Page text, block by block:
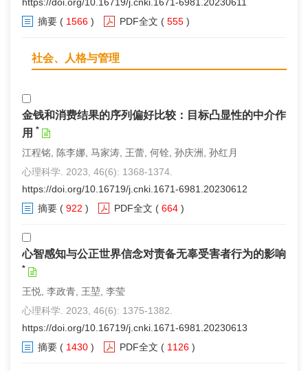
https://doi.org/10.16719/j.cnki.1671-6981.20230611
摘要 ( 1566 ) PDF全文 ( 555 )
社会、人格与管理
金钱和消费结果的序列偏好比较：目标凸显性的中介作
用 *
江程铭, 陈李娜, 马家涛, 王蕾, 何铨, 孙庆洲, 孙红月
心理科学. 2023, 46(6): 1368-1374.
https://doi.org/10.16719/j.cnki.1671-6981.20230612
摘要 ( 922 ) PDF全文 ( 664 )
心智感知与公正世界信念对责备无辜受害者行为的影响
*
王悦, 李政青, 王堃, 李莹
心理科学. 2023, 46(6): 1375-1382.
https://doi.org/10.16719/j.cnki.1671-6981.20230613
摘要 ( 1430 ) PDF全文 ( 1126 )